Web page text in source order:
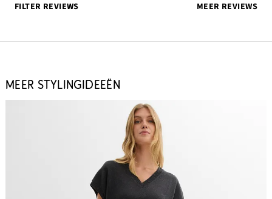
FILTER REVIEWS
MEER REVIEWS
MEER STYLINGIDEEËN